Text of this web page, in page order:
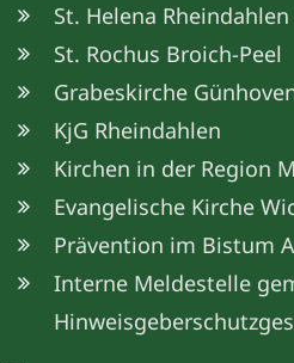
St. Helena Rheindahlen
St. Rochus Broich-Peel
Grabeskirche
KjG Rheindahlen
Kirchen in der Region
Evangelische Kirche
Prävention im Bistum
Interne Meldestelle